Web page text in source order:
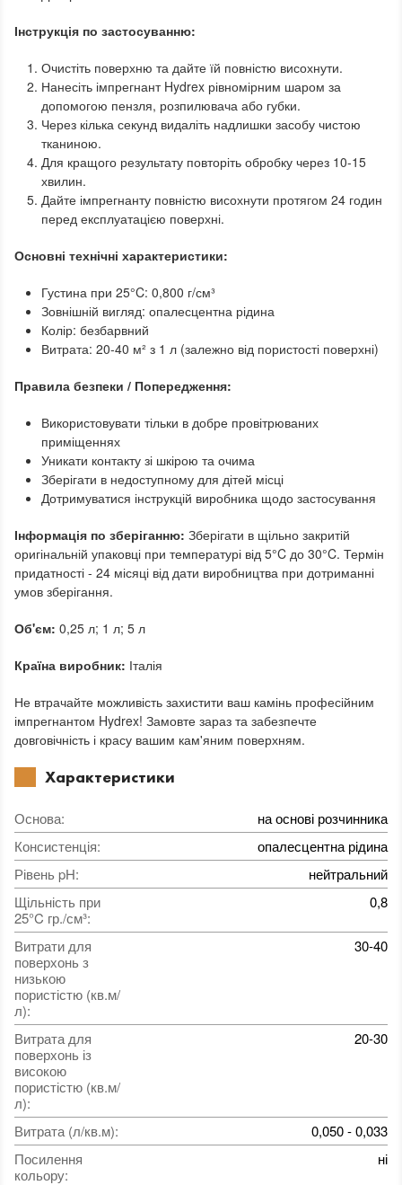
Інструкція по застосуванню:
Очистіть поверхню та дайте їй повністю висохнути.
Нанесіть імпрегнант Hydrex рівномірним шаром за
допомогою пензля, розпилювача або губки.
Через кілька секунд видаліть надлишки засобу чистою
тканиною.
Для кращого результату повторіть обробку через 10-15
хвилин.
Дайте імпрегнанту повністю висохнути протягом 24 годин
перед експлуатацією поверхні.
Основні технічні характеристики:
Густина при 25°C: 0,800 г/см³
Зовнішній вигляд: опалесцентна рідина
Колір: безбарвний
Витрата: 20-40 м² з 1 л (залежно від пористості поверхні)
Правила безпеки / Попередження:
Використовувати тільки в добре провітрюваних
приміщеннях
Уникати контакту зі шкірою та очима
Зберігати в недоступному для дітей місці
Дотримуватися інструкцій виробника щодо застосування
Інформація по зберіганню: Зберігати в щільно закритій
оригінальній упаковці при температурі від 5°C до 30°C. Термін
придатності - 24 місяці від дати виробництва при дотриманні
умов зберігання.
Об'єм: 0,25 л; 1 л; 5 л
Країна виробник: Італія
Не втрачайте можливість захистити ваш камінь професійним
імпрегнантом Hydrex! Замовте зараз та забезпечте
довговічність і красу вашим кам'яним поверхням.
Характеристики
Основа:
на основі розчинника
Консистенція:
опалесцентна рідина
Рівень pH:
нейтральний
Щільність при
25°C гр./см³:
0,8
Витрати для
поверхонь з
низькою
пористістю (кв.м/
л):
30-40
Витрата для
поверхонь із
високою
пористістю (кв.м/
л):
20-30
Витрата (л/кв.м):
0,050 - 0,033
Посилення
кольору:
ні